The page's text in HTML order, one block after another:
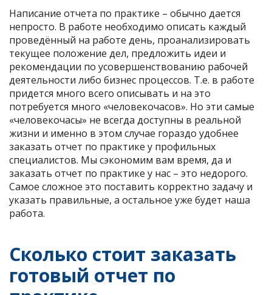
Написание отчета по практике – обычно дается
непросто. В работе необходимо описать каждый
проведённый на работе день, проанализировать
текущее положение дел, предложить идеи и
рекомендации по усовершенствованию рабочей
деятельности либо бизнес процессов. Т.е. в работе
придется много всего описывать и на это
потребуется много «человекочасов». Но эти самые
«человекочасы» не всегда доступны в реальной
жизни и именно в этом случае гораздо удобнее
заказать отчет по практике у профильных
специалистов. Мы сэкономим вам время, да и
заказать отчет по практике у нас – это недорого.
Самое сложное это поставить корректно задачу и
указать правильные, а остальное уже будет наша
работа.
Сколько стоит заказать
готовый отчет по